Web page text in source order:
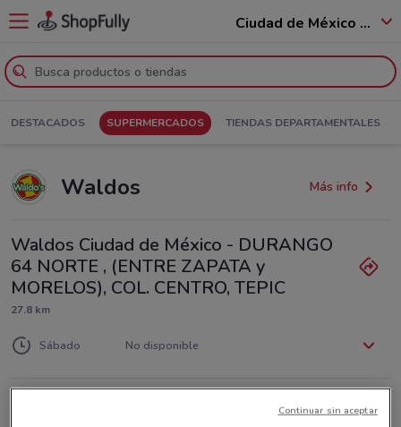
Ciudad de México - 12400
DESTACADOS SUPERMERCADOS TIENDAS DEPARTAMENTALES
Waldos Más info
Waldos Ciudad de México - DURANGO
64 NORTE , (ENTRE ZAPATA y
MORELOS), COL. CENTRO, TEPIC
27.8 km
Sábado No disponible
Continuar sin aceptar